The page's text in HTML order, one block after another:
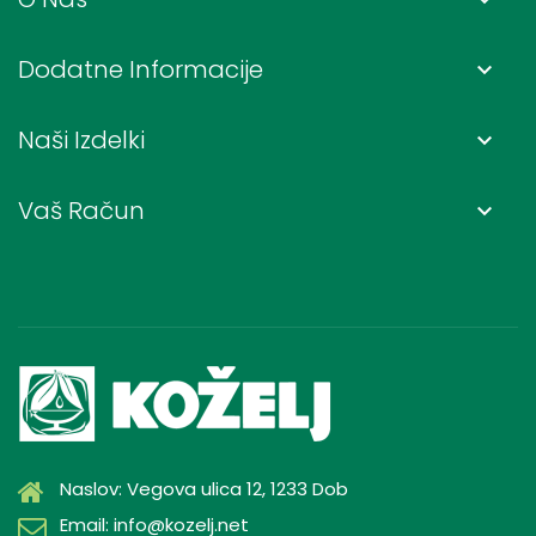
Dodatne Informacije keyboard_arrow_down
Naši Izdelki keyboard_arrow_down
Vaš Račun keyboard_arrow_down
Naslov: Vegova ulica 12, 1233 Dob
Email: info@kozelj.net